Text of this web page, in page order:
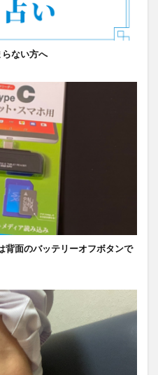
らない方へ
背面のバッテリーオフボタンで